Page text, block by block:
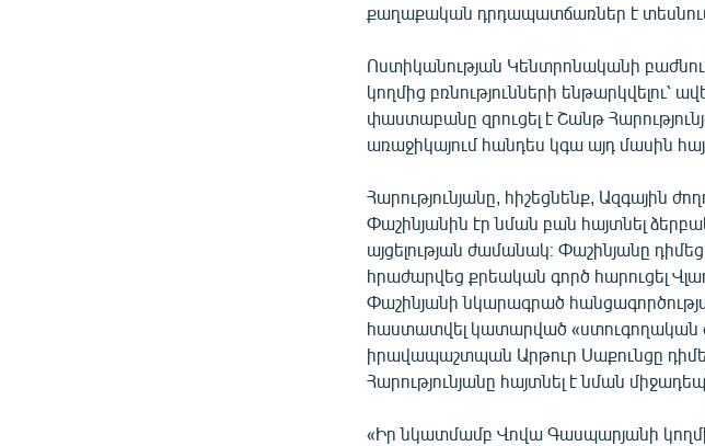
քաղաքական դրդապատճառներ է
Ոստիկանության Կենտրոնականի
կողմից բռնությունների
փաստաբանը զրուցել է Շանթ
առաջիկայում հանդես կգա այդ մասին
Հարությունյանը, հիշեցնենք, Ազգային
Փաշինյանին էր նման բան հայտնել
այցելության ժամանակ։ Փաշինյանը
հրաժարվեց քրեական գործ հարուցել
Փաշինյանի նկարագրած
հաստատվել կատարված «ստուգողական
իրավապաշտպան Արթուր Սաքունցը
Հարությունյանը հայտնել է նման
«Իր նկատմամբ Վովա Գասպարյանի